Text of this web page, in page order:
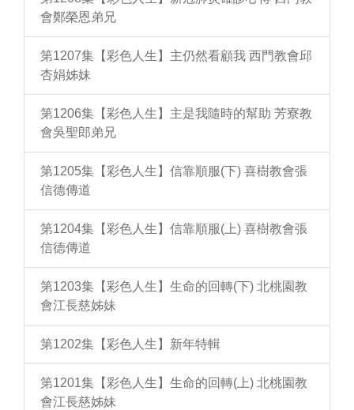
會鄭榮恩弟兄
第1207集【彩色人生】主仍然看顧我 西門教會邱
杏娟姊妹
第1206集【彩色人生】主是我隨時的幫助 芳寮教
會吳聖郎弟兄
第1205集【彩色人生】信靠順服(下) 喜樹教會張
信德傳道
第1204集【彩色人生】信靠順服(上) 喜樹教會張
信德傳道
第1203集【彩色人生】生命的回轉(下) 北桃園教
會江長慈姊妹
第1202集【彩色人生】新年特輯
第1201集【彩色人生】生命的回轉(上) 北桃園教
會江長慈姊妹